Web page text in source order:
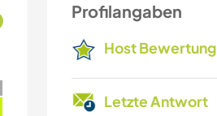
Profilangaben
Host Bewertung
Letzte Antwort